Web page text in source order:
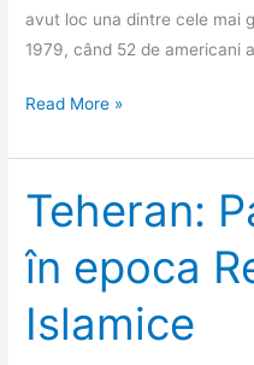
avut loc una dintre cele mai
1979, când 52 de americani
Iranul,
şi
Irakul
un
triunghi
cu
scântei.
Read More »
Teheran:
în epoca
Islamice